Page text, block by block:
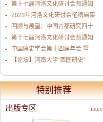
第十七届河洛文化研讨会预通知
2023年河洛文化研讨会征稿启事
回顾与展望：中国古都研究四十
第十七届河洛文化研讨会预通知
中国唐史学会第十四届年会 暨
【论坛】河南大学“西园研史”
特别推荐
more
出版专区